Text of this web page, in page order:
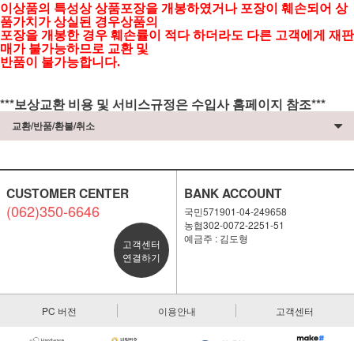
이상품의 특성상 상품포장을 개봉하였거나 포장이 훼손되어 상
품가치가 상실된 경우상품의
포장을 개봉한 경우 훼손률이 적다 하더라도 다른 고객에게 재판
매가 불가능하므로 교환 및
반품이 불가능합니다.
***보상교환 비용 및 서비스규정은 수입사 홈페이지 참조***
교환/반품/환불/취소
CUSTOMER CENTER
(062)350-6646
고객센터
연결하기
BANK ACCOUNT
국민571901-04-249658
농협302-0072-2251-51
예금주 : 김도형
PC 버전 이용안내 고객센터